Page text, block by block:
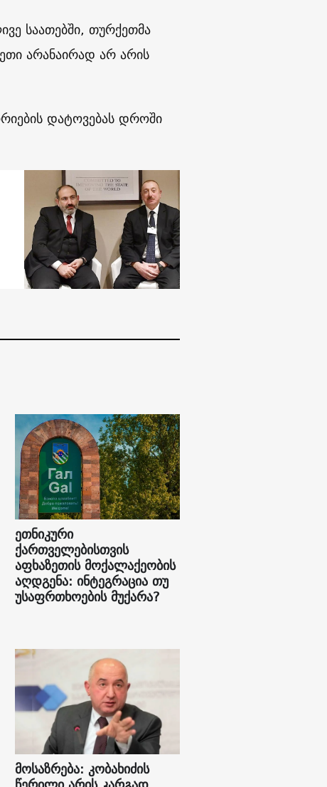
საათებში, თურქეთმა
არანაირად არ არის
დატოვებას დროში
ეთნიკური
ქართველებისთვის
აფხაზეთის მოქალაქეობის
აღდგენა: ინტეგრაცია თუ
უსაფრთხოების მუქარა?
მოსაზრება: კობახიძის